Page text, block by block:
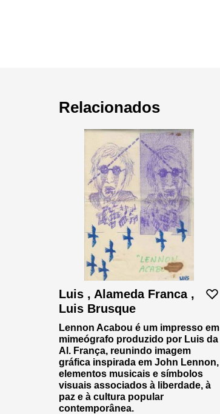
Relacionados
Luis , Alameda Franca ,
Luis Brusque
Lennon Acabou é um impresso em
mimeógrafo produzido por Luis da
Al. França, reunindo imagem
gráfica inspirada em John Lennon,
elementos musicais e símbolos
visuais associados à liberdade, à
paz e à cultura popular
contemporânea.